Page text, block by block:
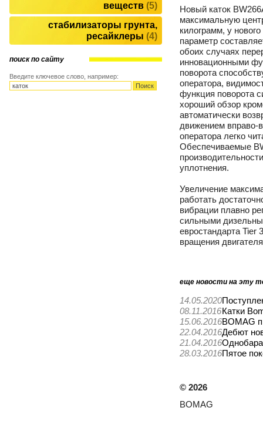
веществ 5
стабилизаторы грунта,
ресайклеры 4
поиск по сайту
Введите ключевое слово, например:
Новый каток
максимальную
килограмм, у
параметр
обоих случаях
инновационными
поворота
оператора,
функция поворота
хороший обзор
автоматически
движением вправо-
оператора легко
Обеспечиваемые
уплотнения.
Увеличение
работать
вибрации плавно
сильными
евростандарта Tier
вращения
еще новости на эту
14.05.2020
08.11.2016Катки
15.06.2016BOMAG
22.04.2016Дебют
21.04.2016
28.03.2016Пятое
© 2026
BOMAG